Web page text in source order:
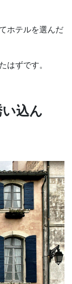
ホテルを選んだ
ずです。
込ん